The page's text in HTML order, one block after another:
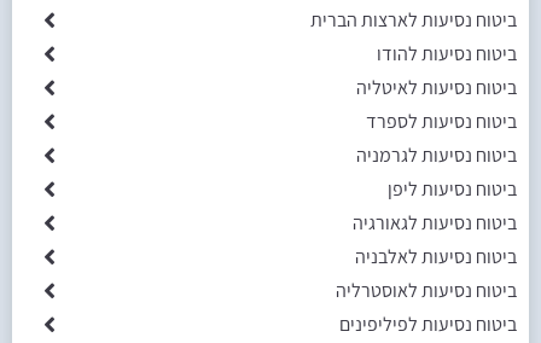
ביטוח נסיעות לארצות הברית
ביטוח נסיעות להודו
ביטוח נסיעות לאיטליה
ביטוח נסיעות לספרד
ביטוח נסיעות לגרמניה
ביטוח נסיעות ליפן
ביטוח נסיעות לגאורגיה
ביטוח נסיעות לאלבניה
ביטוח נסיעות לאוסטרליה
ביטוח נסיעות לפיליפינים